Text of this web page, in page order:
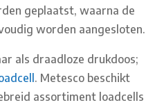
geplaatst, waarna de
worden aangesloten.
als draadloze drukdoos;
. Metesco beschikt
assortiment loadcells